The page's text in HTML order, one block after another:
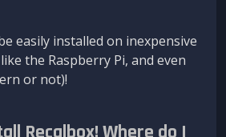
easily installed on inexpensive
the Raspberry Pi, and even
or not)!
Recalbox! Where do I